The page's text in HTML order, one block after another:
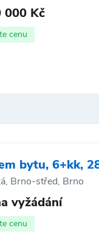
000 Kč
cenu
bytu, 6+kk,
Brno-střed, Brno
vyžádání
cenu